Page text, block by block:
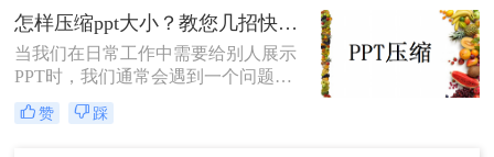
导致加载速度变慢或无法发送。因
此，ppt文件太大怎么压缩，提高文件
的可分享性和便携性，也成了一个十
分重要的问题。下面介绍2种常PPT压
缩方法。
怎样压缩ppt大小？教您几招快速操作！
当我们在日常工作中需要给别人展示
PPT时，我们通常会遇到一个问题，
那就是PPT文件过大，无法发送或上
传。而压缩PPT文件是一个非常好的
赞 踩